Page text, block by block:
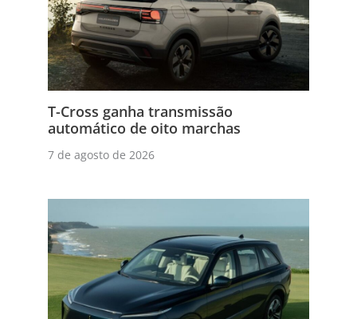
T-Cross ganha transmissão
automático de oito marchas
7 de agosto de 2026